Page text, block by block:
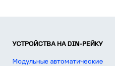
УСТРОЙСТВА НА DIN-РЕЙКУ
Модульные автоматические